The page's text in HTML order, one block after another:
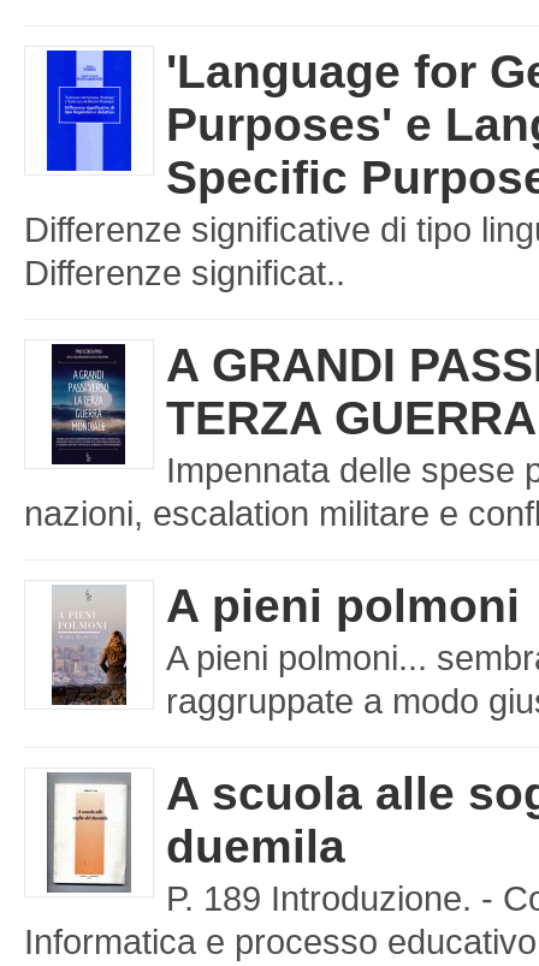
'Language for
Purposes' e
Specific
Differenze significative di tipo
Differenze significat..
A GRANDI
TERZA
Impennata delle spese
nazioni, escalation militare e
A pieni polmoni
A pieni polmoni...
raggruppate a modo
A scuola alle
duemila
P. 189 Introduzione. -
Informatica e processo